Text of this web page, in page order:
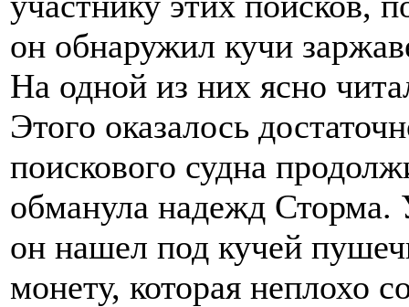
он обнаружил кучи
На одной из них ясно
Этого оказалось
поискового судна
обманула надежд
он нашел под кучей
монету, которая неплохо